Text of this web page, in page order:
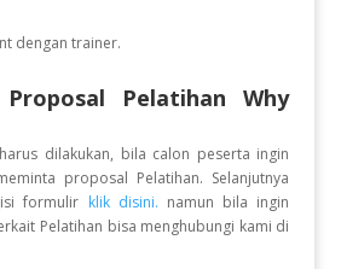
dengan trainer.
Proposal Pelatihan Why
dilakukan, bila calon peserta ingin
proposal Pelatihan. Selanjutnya
formulir klik disini. namun bila ingin
Pelatihan bisa menghubungi kami di